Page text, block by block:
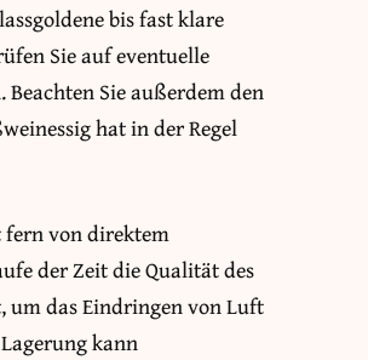
bis fast klare
Sie auf eventuelle
Sie außerdem den
hat in der Regel
fern von direktem
der Zeit die Qualität des
um das Eindringen von Luft
kann